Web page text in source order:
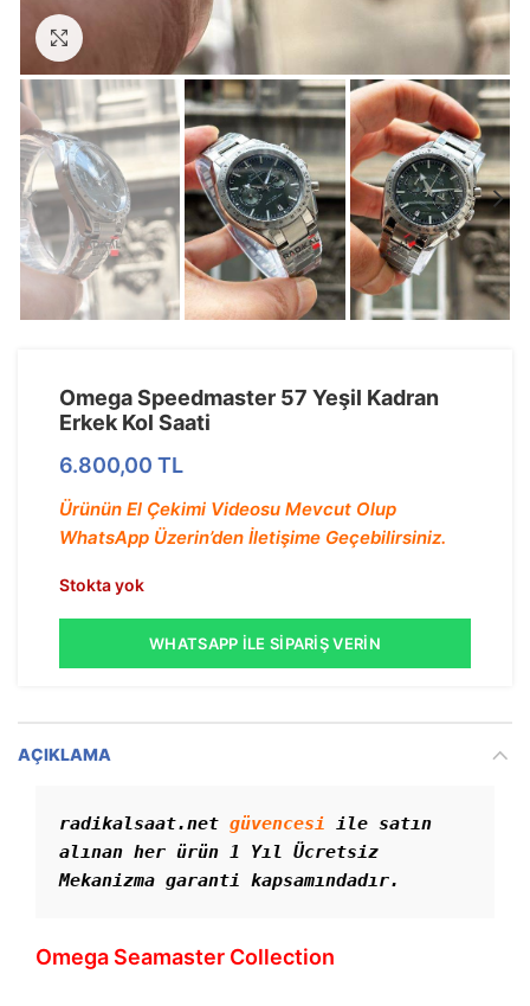
Görseli Büyütün
Omega Speedmaster 57 Yeşil Kadran
Erkek Kol Saati
6.800,00 TL
Ürünün El Çekimi Videosu Mevcut Olup
WhatsApp Üzerin’den İletişime Geçebilirsiniz.
Stokta yok
WHATSAPP İLE SIPARIŞ VERIN
AÇIKLAMA
radikalsaat.net güvencesi ile satın
alınan her ürün 1 Yıl Ücretsiz
Mekanizma garanti kapsamındadır.
Omega Seamaster Collection